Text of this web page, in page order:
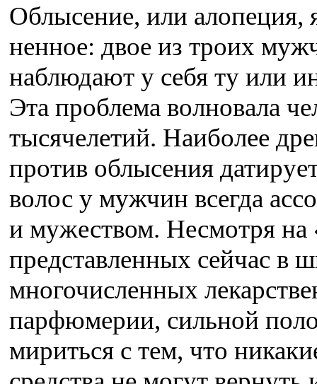
Облысение, или алопеция,
ненное: двое из троих
наблюдают у себя ту или
Эта проблема волновала
тысячелетий. Наиболее
против облысения
волос у мужчин всегда
и мужеством. Несмотря на
представленных сейчас в
многочисленных
парфю­мерии, сильной
мириться с тем, что